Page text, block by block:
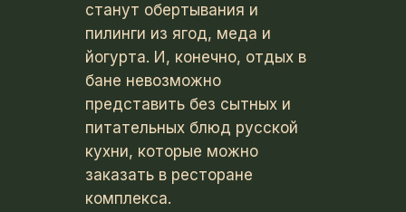
станут обертывания и
пилинги из ягод, меда и
йогурта. И, конечно, отдых в
бане невозможно
представить без сытных и
питательных блюд русской
кухни, которые можно
заказать в ресторане
комплекса.